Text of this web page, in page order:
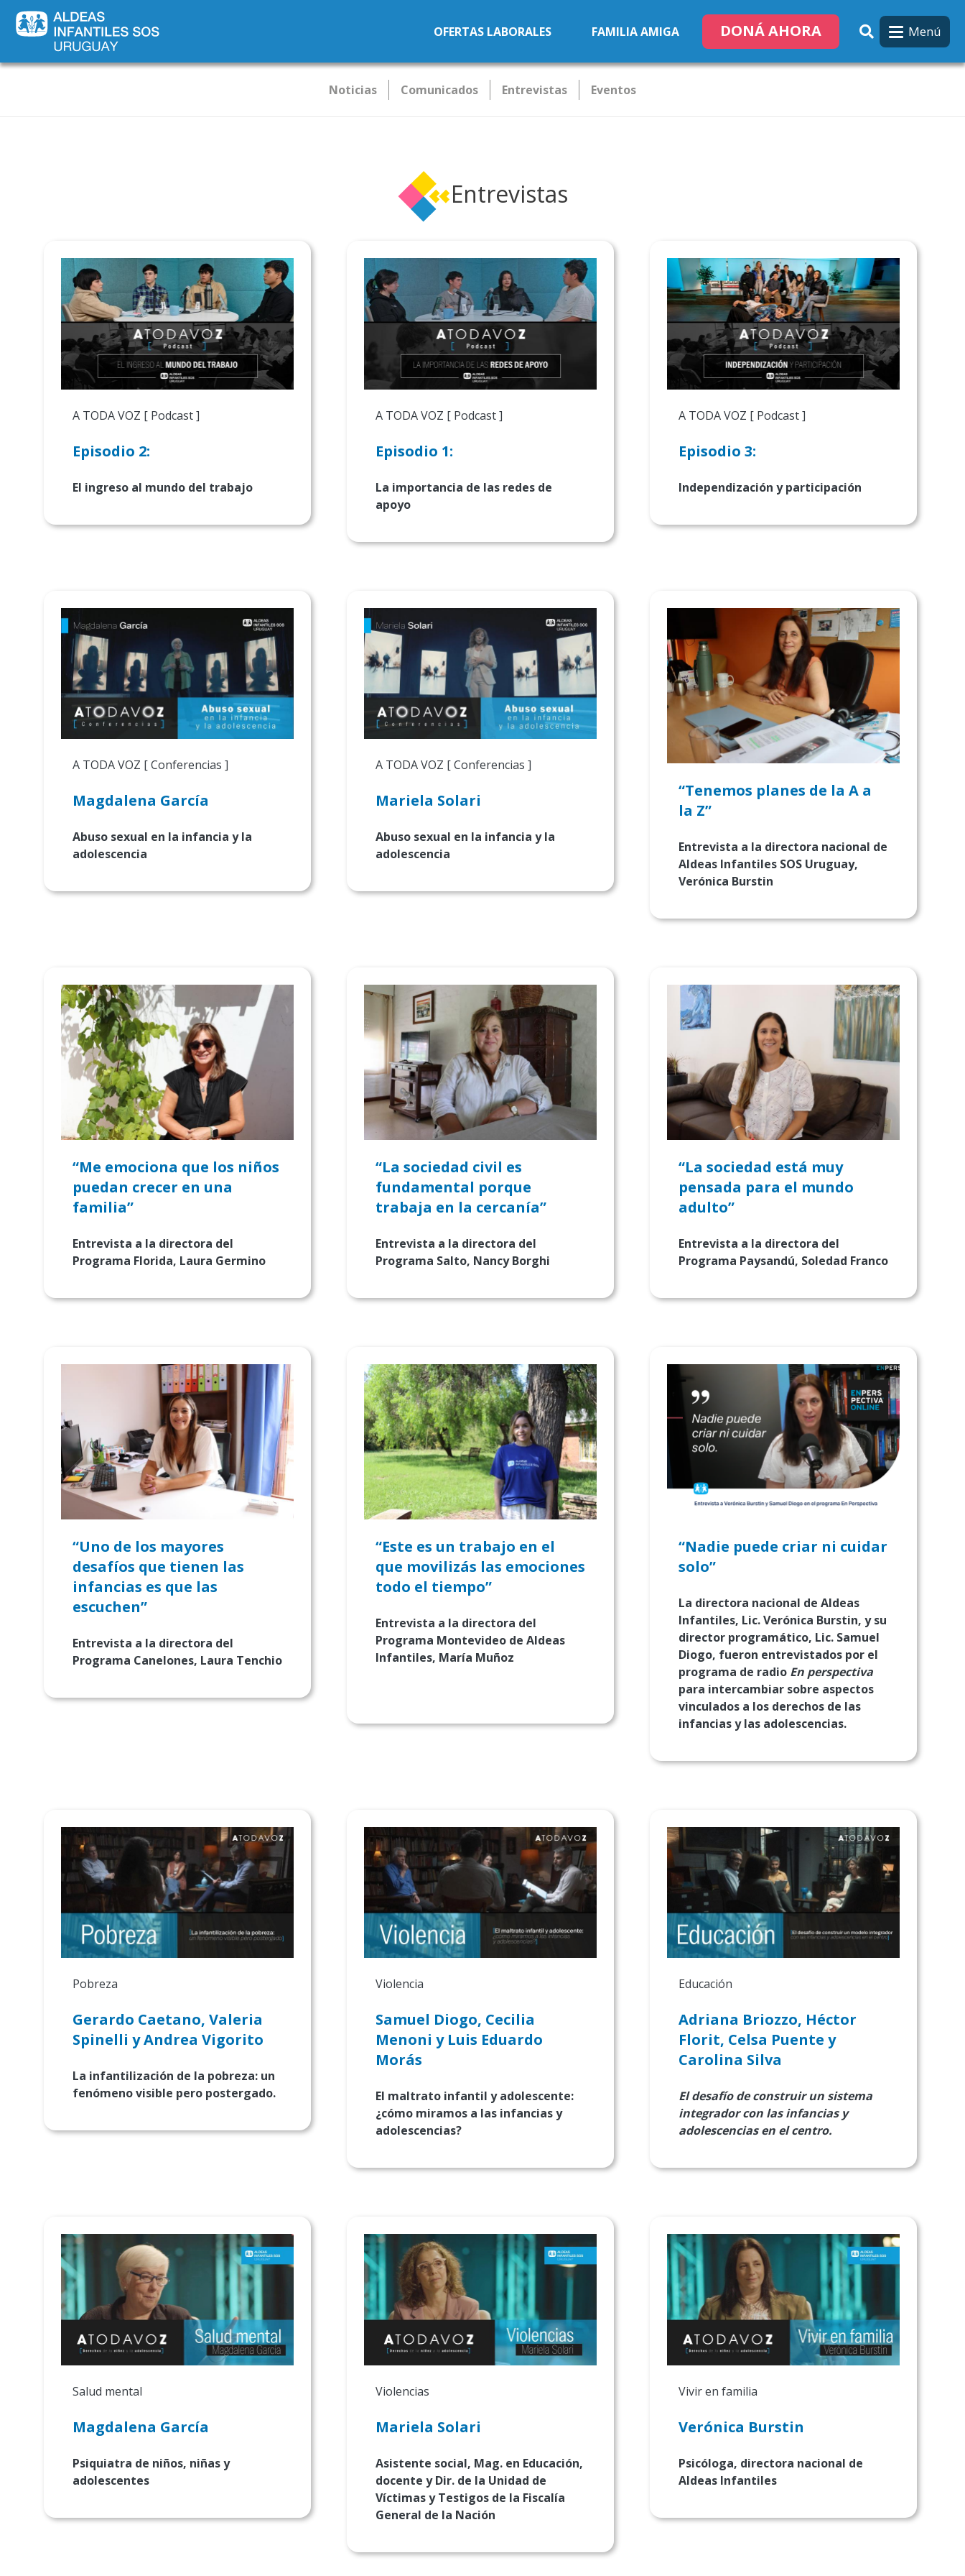
OFERTAS LABORALES
FAMILIA AMIGA DONÁ AHORA Menú
Novededades Noticias Comunicados Entrevistas Eventos
Entrevistas
A TODA VOZ [ Podcast ]
Episodio 2:
El ingreso al mundo del trabajo
A TODA VOZ [ Podcast ]
Episodio 1:
La importancia de las redes de
apoyo
A TODA VOZ [ Podcast ]
Episodio 3:
Independización y participación
A TODA VOZ [ Conferencias ]
Magdalena García
Abuso sexual en la infancia y la
adolescencia
A TODA VOZ [ Conferencias ]
Mariela Solari
Abuso sexual en la infancia y la
adolescencia
“Tenemos planes de la A a
la Z”
Entrevista a la directora nacional de
Aldeas Infantiles SOS Uruguay,
Verónica Burstin
“Me emociona que los niños
puedan crecer en una
familia”
Entrevista a la directora del
Programa Florida, Laura Germino
“La sociedad civil es
fundamental porque
trabaja en la cercanía”
Entrevista a la directora del
Programa Salto, Nancy Borghi
“La sociedad está muy
pensada para el mundo
adulto”
Entrevista a la directora del
Programa Paysandú, Soledad Franco
“Uno de los mayores
desafíos que tienen las
infancias es que las
escuchen”
Entrevista a la directora del
Programa Canelones, Laura Tenchio
“Este es un trabajo en el
que movilizás las emociones
todo el tiempo”
Entrevista a la directora del
Programa Montevideo de Aldeas
Infantiles, María Muñoz
“Nadie puede criar ni cuidar
solo”
La directora nacional de Aldeas
Infantiles, Lic. Verónica Burstin, y su
director programático, Lic. Samuel
Diogo, fueron entrevistados por el
programa de radio En perspectiva
para intercambiar sobre aspectos
vinculados a los derechos de las
infancias y las adolescencias.
Pobreza
Gerardo Caetano, Valeria
Spinelli y Andrea Vigorito
La infantilización de la pobreza: un
fenómeno visible pero postergado.
Violencia
Samuel Diogo, Cecilia
Menoni y Luis Eduardo
Morás
El maltrato infantil y adolescente:
¿cómo miramos a las infancias y
adolescencias?
Educación
Adriana Briozzo, Héctor
Florit, Celsa Puente y
Carolina Silva
El desafío de construir un sistema
integrador con las infancias y
adolescencias en el centro.
Salud mental
Magdalena García
Psiquiatra de niños, niñas y
adolescentes
Violencias
Mariela Solari
Asistente social, Mag. en Educación,
docente y Dir. de la Unidad de
Víctimas y Testigos de la Fiscalía
General de la Nación
Vivir en familia
Verónica Burstin
Psicóloga, directora nacional de
Aldeas Infantiles